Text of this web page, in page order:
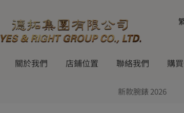
關於我們 店鋪位置 聯絡我們 購
新款腕錶 2026